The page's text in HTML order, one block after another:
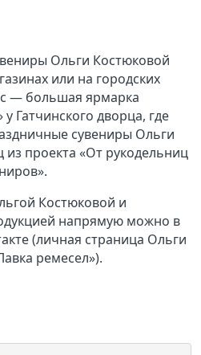
Ольги Костюковой
или на городских
— большая ярмарка
Гатчинского дворца, где
сувениры Ольги
проекта «От рукодельниц
Костюковой и
напрямую можно в
(личная страница Ольги
ремесел»).